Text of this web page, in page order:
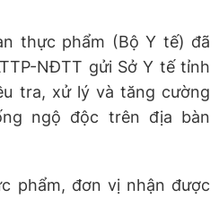
thực phẩm (Bộ Y tế) đã
NĐTT gửi Sở Y tế tỉnh
tra, xử lý và tăng cường
ngộ độc trên địa bàn
phẩm, đơn vị nhận được